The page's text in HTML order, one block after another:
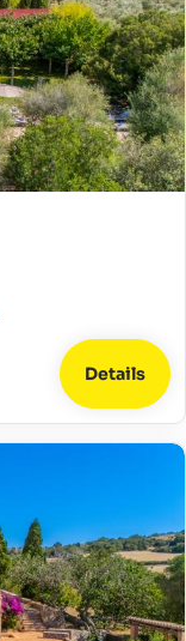
Details